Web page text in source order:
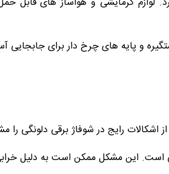
و پایه های چرخ دار برای
اشکالات رایج در شوفاژ برقی دلونگی را
است. این مشکل ممکن است به دلیل